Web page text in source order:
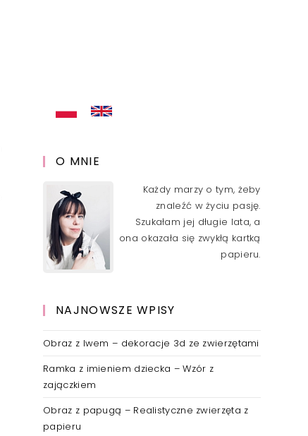
O MNIE
Każdy marzy o tym, żeby
znaleźć w życiu pasję.
Szukałam jej długie lata, a
ona okazała się zwykłą kartką
papieru.
NAJNOWSZE WPISY
Obraz z lwem – dekoracje 3d ze zwierzętami
Ramka z imieniem dziecka – Wzór z
zajączkiem
Obraz z papugą – Realistyczne zwierzęta z
papieru